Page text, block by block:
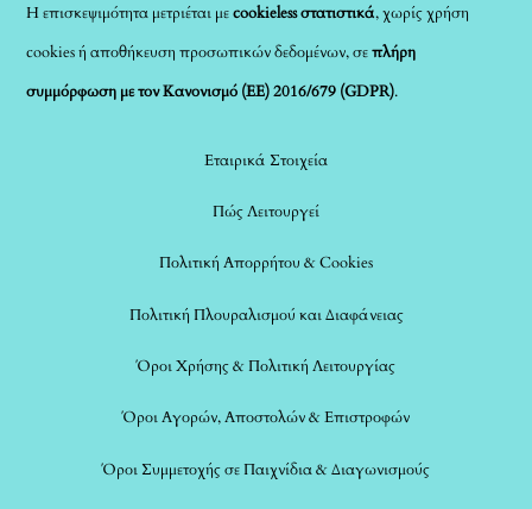
Η επισκεψιμότητα μετριέται μεcookieless στατιστικά, χωρίς χρήση
cookies ή αποθήκευση προσωπικών δεδομένων, σεπλήρη
συμμόρφωση με τον Κανονισμό (ΕΕ) 2016/679 (GDPR).
Εταιρικά Στοιχεία
Πώς Λειτουργεί
Πολιτική Απορρήτου & Cookies
Πολιτική Πλουραλισμού και Διαφάνειας
Όροι Χρήσης & Πολιτική Λειτουργίας
Όροι Αγορών, Αποστολών & Επιστροφών
Όροι Συμμετοχής σε Παιχνίδια & Διαγωνισμούς